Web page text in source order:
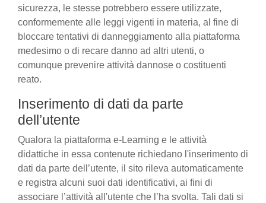
sicurezza, le stesse potrebbero essere utilizzate,
conformemente alle leggi vigenti in materia, al fine di
bloccare tentativi di danneggiamento alla piattaforma
medesimo o di recare danno ad altri utenti, o
comunque prevenire attività dannose o costituenti
reato.
Inserimento di dati da parte
dell’utente
Qualora la piattaforma e-Learning e le attività
didattiche in essa contenute richiedano l'inserimento di
dati da parte dell’utente, il sito rileva automaticamente
e registra alcuni suoi dati identificativi, ai fini di
associare l’attività all'utente che l’ha svolta. Tali dati si